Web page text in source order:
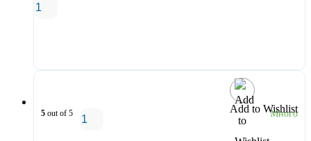
Add to Wishlist
5 out of 5 Много